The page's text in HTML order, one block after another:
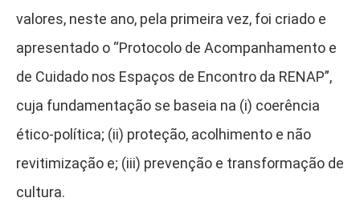
valores, neste ano, pela primeira vez, foi criado e
apresentado o “Protocolo de Acompanhamento e
de Cuidado nos Espaços de Encontro da RENAP”,
cuja fundamentação se baseia na (i) coerência
ético-política; (ii) proteção, acolhimento e não
revitimização e; (iii) prevenção e transformação de
cultura.